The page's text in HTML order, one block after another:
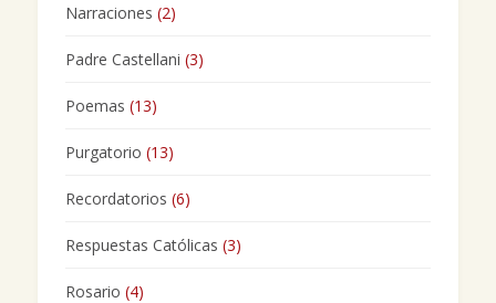
Narraciones (2)
Padre Castellani (3)
Poemas (13)
Purgatorio (13)
Recordatorios (6)
Respuestas Católicas (3)
Rosario (4)